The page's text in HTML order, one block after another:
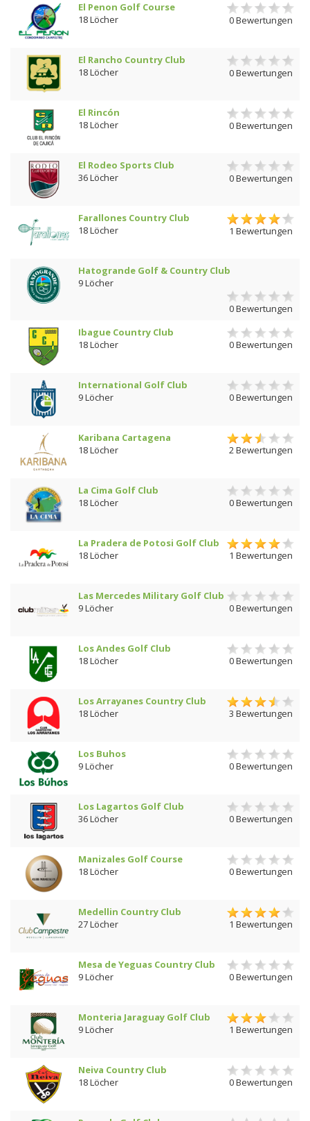
El Penon Golf Course
18 Löcher
0 Bewertungen
El Rancho Country Club
18 Löcher
0 Bewertungen
El Rincón
18 Löcher
0 Bewertungen
El Rodeo Sports Club
36 Löcher
0 Bewertungen
Farallones Country Club
18 Löcher
1 Bewertungen
Hatogrande Golf & Country Club
9 Löcher
0 Bewertungen
Ibague Country Club
18 Löcher
0 Bewertungen
International Golf Club
9 Löcher
0 Bewertungen
Karibana Cartagena
18 Löcher
2 Bewertungen
La Cima Golf Club
18 Löcher
0 Bewertungen
La Pradera de Potosi Golf Club
18 Löcher
1 Bewertungen
Las Mercedes Military Golf Club
9 Löcher
0 Bewertungen
Los Andes Golf Club
18 Löcher
0 Bewertungen
Los Arrayanes Country Club
18 Löcher
3 Bewertungen
Los Buhos
9 Löcher
0 Bewertungen
Los Lagartos Golf Club
36 Löcher
0 Bewertungen
Manizales Golf Course
18 Löcher
0 Bewertungen
Medellin Country Club
27 Löcher
1 Bewertungen
Mesa de Yeguas Country Club
9 Löcher
0 Bewertungen
Monteria Jaraguay Golf Club
9 Löcher
1 Bewertungen
Neiva Country Club
18 Löcher
0 Bewertungen